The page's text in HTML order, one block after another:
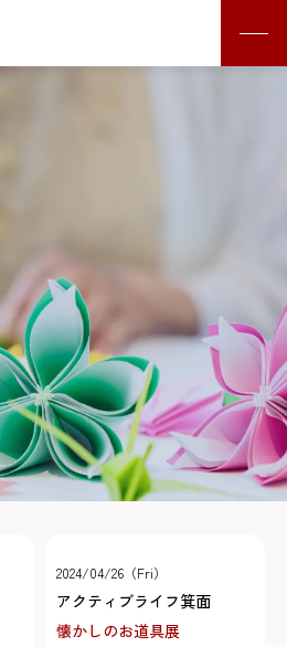
2024/04/26（Fri）
アクティブライフ箕面
懐かしのお道具展